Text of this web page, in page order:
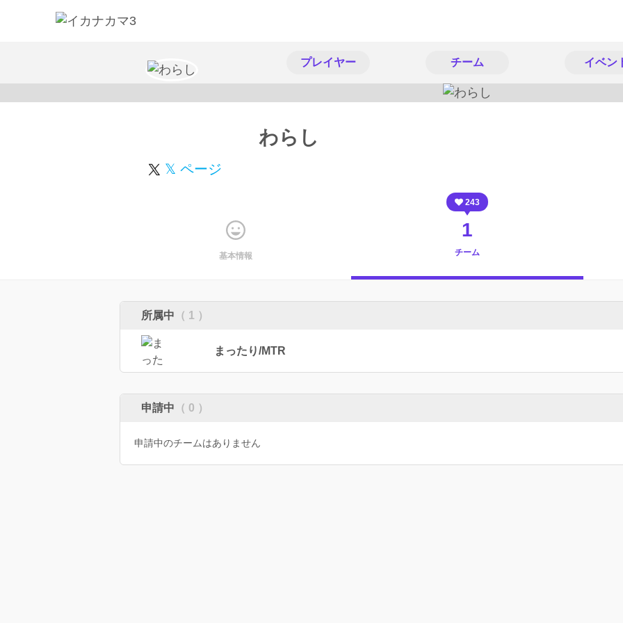
プレイヤー チーム イベン
わらし
𝕏 ページ
基本情報
243
1
チーム
所属中 （ 1 ）
まったり/MTR
申請中 （ 0 ）
申請中のチームはありません